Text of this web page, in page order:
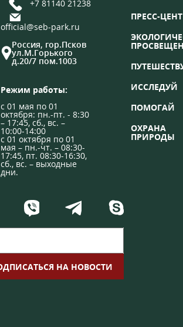
+7 81140 21238
official@seb-park.ru
Россия, гор.Псков
ул.М.Горького
д.20/7 пом.1003
Режим работы:
с 01 мая по 01
октября: пн.-пт. - 8:30
– 17:45, сб., вс. –
10:00-14:00
с 01 октября по 01
мая – пн.-чт. – 08:30-
17:45, пт. 08:30-16:30,
сб., вс. – выходные
дни.
ПРЕСС-
ИССЛЕДУЙ
ПОМОГАЙ
ОХРАНА
ПРИРОДЫ